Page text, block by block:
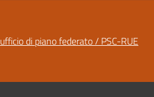
ufficio di piano federato / PSC-RUE